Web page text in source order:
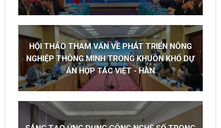
HỘI THẢO THAM VẤN VỀ PHÁT TRIỂN NÔNG
NGHIỆP THÔNG MINH TRONG KHUÔN KHỔ DỰ
ÁN HỢP TÁC VIỆT - HÀN